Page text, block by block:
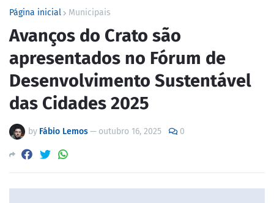
Página inicial Municipais
Avanços do Crato são
apresentados no Fórum de
Desenvolvimento Sustentável
das Cidades 2025
by Fábio Lemos— outubro 16, 2025 0